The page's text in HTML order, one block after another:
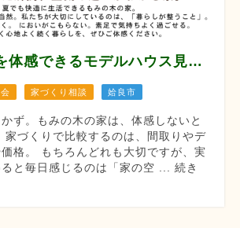
空気の違いを体感できるモデルハウス見学会 【8月12/13/14/22/23/29/30】
家づくり相談 姶良市
ず。もみの木の家は、体感しないと
家づくりで比較するのは、間取りやデ
格。 もちろんどれも大切ですが、実
と毎日感じるのは「家の空 ... 続き